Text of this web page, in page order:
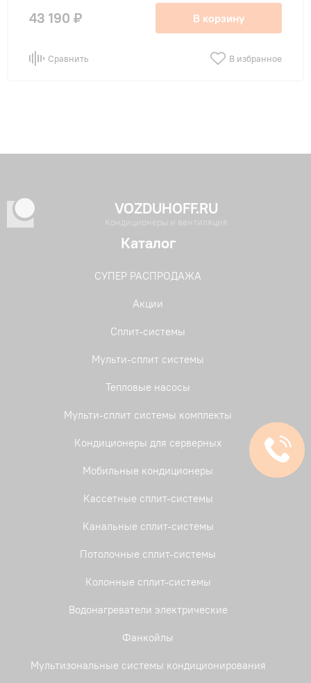
43 190 ₽ В корзину
Сравнить В избранное
VOZDUHOFF.RU
Кондиционеры и вентиляция
Каталог
СУПЕР РАСПРОДАЖА
Акции
Сплит-системы
Мульти-сплит системы
Тепловые насосы
Мульти-сплит системы комплекты
Кондиционеры для серверных
Мобильные кондиционеры
Кассетные сплит-системы
Канальные сплит-системы
Потолочные сплит-системы
Колонные сплит-системы
Водонагреватели электрические
Фанкойлы
Мультизональные системы кондиционирования